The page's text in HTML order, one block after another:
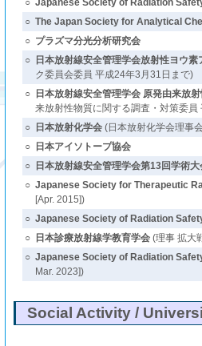
○ Japanese Society of Radiation
○ The Japan Society for Analytical
○ プラズマ分光分析研究会
○
日本放射線安全管理学会放射性ヨウ素
ク委員会委員 平成24年3月31日まで)
○
日本放射線安全管理学会 原発由来放
来放射性物質に関する調査・対策委
○
日本放射化学会(日本放射化学会理事
○
日本アイソトープ協会
○
日本放射線安全管理学会第13回学術大
○ Japanese Society for Therapeutic
[Apr. 2015])
○ Japanese Society of Radiation
○
日本診療放射線学教育学会(理事 拡大
○ Japanese Society of Radiation
Mar. 2023])
Social Activity /